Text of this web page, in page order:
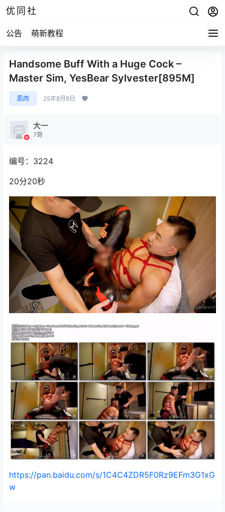
优同社
公告 萌新教程
Handsome Buff With a Huge Cock –
Master Sim, YesBear Sylvester[895M]
肌肉 25年8月8日
大一
7哥
编号：3224
20分20秒
https://pan.baidu.com/s/1C4C4ZDR5F0Rz9EFm3G1xG
w